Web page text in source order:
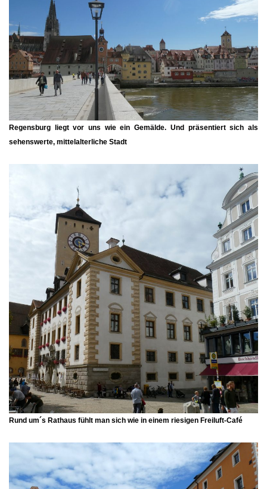
Regensburg liegt vor uns wie ein Gemälde. Und präsentiert sich als
sehenswerte, mittelalterliche Stadt
Rund um´s Rathaus fühlt man sich wie in einem riesigen Freiluft-Café